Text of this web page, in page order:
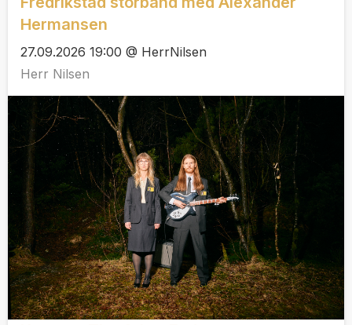
Hermansen
27.09.2026 19:00 @ HerrNilsen
Herr Nilsen